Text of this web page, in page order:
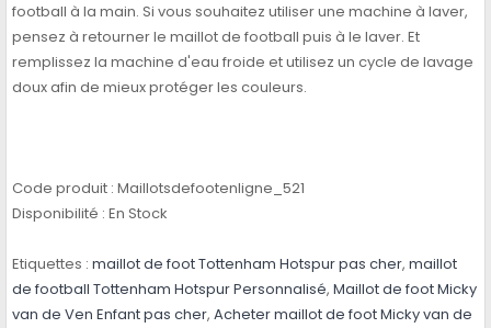
football à la main. Si vous souhaitez utiliser une machine à laver,
pensez à retourner le maillot de football puis à le laver. Et
remplissez la machine d'eau froide et utilisez un cycle de lavage
doux afin de mieux protéger les couleurs.
Code produit : Maillotsdefootenligne_521
Disponibilité : En Stock
Etiquettes : maillot de foot Tottenham Hotspur pas cher, maillot
de football Tottenham Hotspur Personnalisé, Maillot de foot Micky
van de Ven Enfant pas cher, Acheter maillot de foot Micky van de